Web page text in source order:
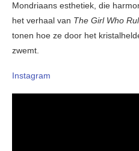
Mondriaans esthetiek, die
het verhaal van The Girl Who
tonen hoe ze door het
zwemt.
Instagram